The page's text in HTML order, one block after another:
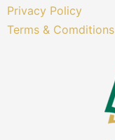
Privacy Policy
Terms & Comditions